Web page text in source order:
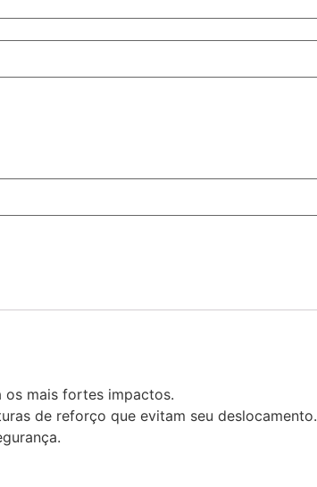
os mais fortes impactos.
de reforço que evitam seu deslocamento.